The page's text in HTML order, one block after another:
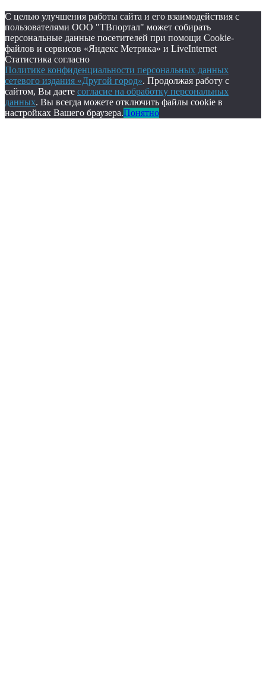
С целью улучшения работы сайта и его взаимодействия с
пользователями ООО "ТВпортал" может собирать
персональные данные посетителей при помощи Cookie-
файлов и сервисов «Яндекс Метрика» и LiveInternet
Статистика согласно
Политике конфиденциальности персональных данных
сетевого издания «Другой город». Продолжая работу с
сайтом, Вы даете согласие на обработку персональных
данных. Вы всегда можете отключить файлы cookie в
настройках Вашего браузера.Понятно